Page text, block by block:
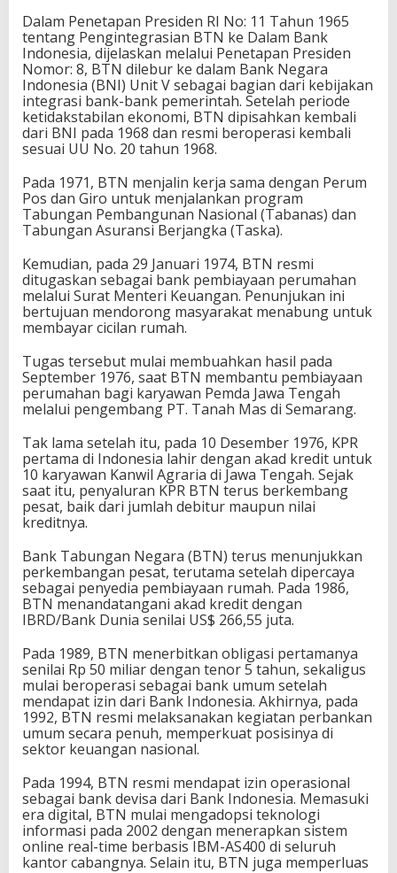
Dalam Penetapan Presiden RI No: 11 Tahun 1965
tentang Pengintegrasian BTN ke Dalam Bank
Indonesia, dijelaskan melalui Penetapan Presiden
Nomor: 8, BTN dilebur ke dalam Bank Negara
Indonesia (BNI) Unit V sebagai bagian dari kebijakan
integrasi bank-bank pemerintah. Setelah periode
ketidakstabilan ekonomi, BTN dipisahkan kembali
dari BNI pada 1968 dan resmi beroperasi kembali
sesuai UU No. 20 tahun 1968.
Pada 1971, BTN menjalin kerja sama dengan Perum
Pos dan Giro untuk menjalankan program
Tabungan Pembangunan Nasional (Tabanas) dan
Tabungan Asuransi Berjangka (Taska).
Kemudian, pada 29 Januari 1974, BTN resmi
ditugaskan sebagai bank pembiayaan perumahan
melalui Surat Menteri Keuangan. Penunjukan ini
bertujuan mendorong masyarakat menabung untuk
membayar cicilan rumah.
Tugas tersebut mulai membuahkan hasil pada
September 1976, saat BTN membantu pembiayaan
perumahan bagi karyawan Pemda Jawa Tengah
melalui pengembang PT. Tanah Mas di Semarang.
Tak lama setelah itu, pada 10 Desember 1976, KPR
pertama di Indonesia lahir dengan akad kredit untuk
10 karyawan Kanwil Agraria di Jawa Tengah. Sejak
saat itu, penyaluran KPR BTN terus berkembang
pesat, baik dari jumlah debitur maupun nilai
kreditnya.
Bank Tabungan Negara (BTN) terus menunjukkan
perkembangan pesat, terutama setelah dipercaya
sebagai penyedia pembiayaan rumah. Pada 1986,
BTN menandatangani akad kredit dengan
IBRD/Bank Dunia senilai US$ 266,55 juta.
Pada 1989, BTN menerbitkan obligasi pertamanya
senilai Rp 50 miliar dengan tenor 5 tahun, sekaligus
mulai beroperasi sebagai bank umum setelah
mendapat izin dari Bank Indonesia. Akhirnya, pada
1992, BTN resmi melaksanakan kegiatan perbankan
umum secara penuh, memperkuat posisinya di
sektor keuangan nasional.
Pada 1994, BTN resmi mendapat izin operasional
sebagai bank devisa dari Bank Indonesia. Memasuki
era digital, BTN mulai mengadopsi teknologi
informasi pada 2002 dengan menerapkan sistem
online real-time berbasis IBM-AS400 di seluruh
kantor cabangnya. Selain itu, BTN juga memperluas